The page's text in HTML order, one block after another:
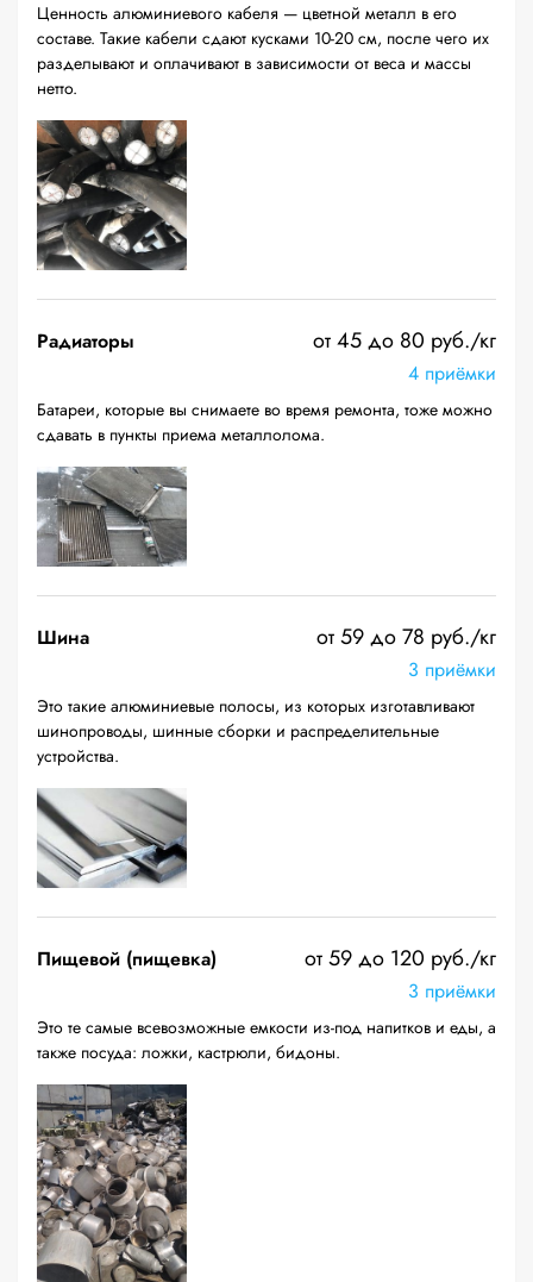
Ценность алюминиевого кабеля — цветной металл в его
составе. Такие кабели сдают кусками 10-20 см, после чего их
разделывают и оплачивают в зависимости от веса и массы
нетто.
Радиаторы от 45 до 80 руб./кг
4 приёмки
Батареи, которые вы снимаете во время ремонта, тоже можно
сдавать в пункты приема металлолома.
Шина от 59 до 78 руб./кг
3 приёмки
Это такие алюминиевые полосы, из которых изготавливают
шинопроводы, шинные сборки и распределительные
устройства.
Пищевой (пищевка) от 59 до 120 руб./кг
3 приёмки
Это те самые всевозможные емкости из-под напитков и еды, а
также посуда: ложки, кастрюли, бидоны.